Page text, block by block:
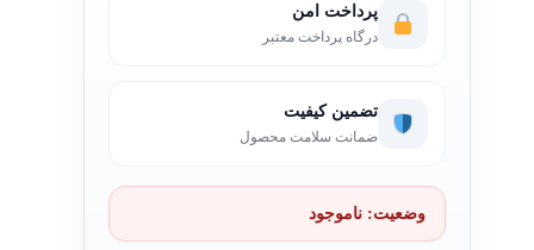
پرداخت امن
درگاه پرداخت معتبر
تضمین کیفیت
ضمانت سلامت محصول
وضعیت: ناموجود